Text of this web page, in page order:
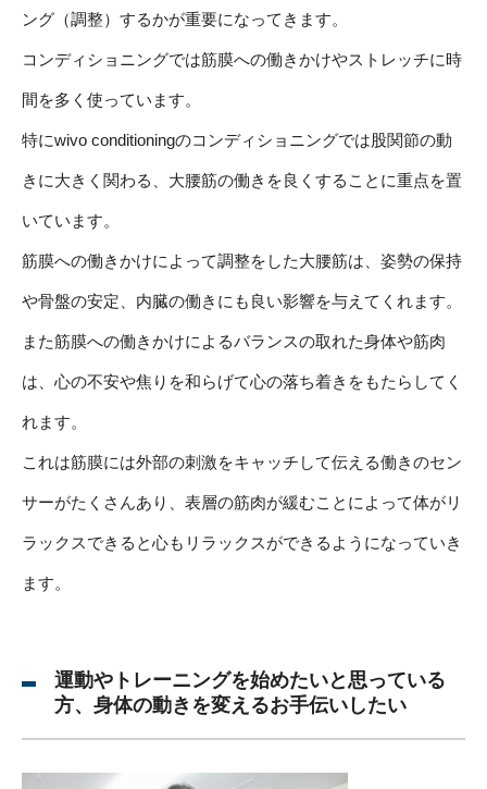
ング（調整）するかが重要になってきます。
コンディショニングでは筋膜への働きかけやストレッチに時
間を多く使っています。
特にwivo conditioningのコンディショニングでは股関節の動
きに大きく関わる、大腰筋の働きを良くすることに重点を置
いています。
筋膜への働きかけによって調整をした大腰筋は、姿勢の保持
や骨盤の安定、内臓の働きにも良い影響を与えてくれます。
また筋膜への働きかけによるバランスの取れた身体や筋肉
は、心の不安や焦りを和らげて心の落ち着きをもたらしてく
れます。
これは筋膜には外部の刺激をキャッチして伝える働きのセン
サーがたくさんあり、表層の筋肉が緩むことによって体がリ
ラックスできると心もリラックスができるようになっていき
ます。
運動やトレーニングを始めたいと思っている
方、身体の動きを変えるお手伝いしたい